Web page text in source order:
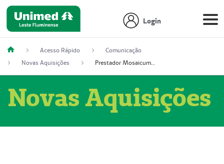
Login
Acesso Rápido
Comunicação
Novas Aquisições
Prestador Mosaicum Espaço Clínico Ltda (51004352-0)
Novas Aquisições